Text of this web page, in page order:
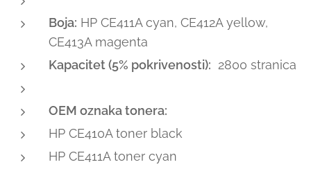
Boja: HP CE411A cyan, CE412A yellow,
CE413A magenta
Kapacitet (5% pokrivenosti): 2800 stranica
OEM oznaka tonera:
HP CE410A toner black
HP CE411A toner cyan